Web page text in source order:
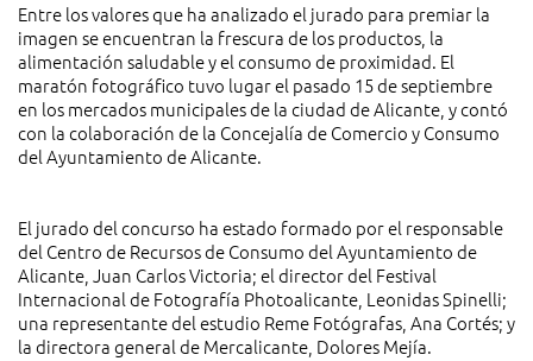
Entre los valores que ha analizado el jurado para premiar la
imagen se encuentran la frescura de los productos, la
alimentación saludable y el consumo de proximidad. El
maratón fotográfico tuvo lugar el pasado 15 de septiembre
en los mercados municipales de la ciudad de Alicante, y contó
con la colaboración de la Concejalía de Comercio y Consumo
del Ayuntamiento de Alicante.
El jurado del concurso ha estado formado por el responsable
del Centro de Recursos de Consumo del Ayuntamiento de
Alicante, Juan Carlos Victoria; el director del Festival
Internacional de Fotografía Photoalicante, Leonidas Spinelli;
una representante del estudio Reme Fotógrafas, Ana Cortés; y
la directora general de Mercalicante, Dolores Mejía.